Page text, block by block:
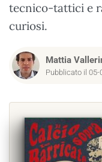
tecnico-tattici e
curiosi.
Mattia
Pubblicato il 05-